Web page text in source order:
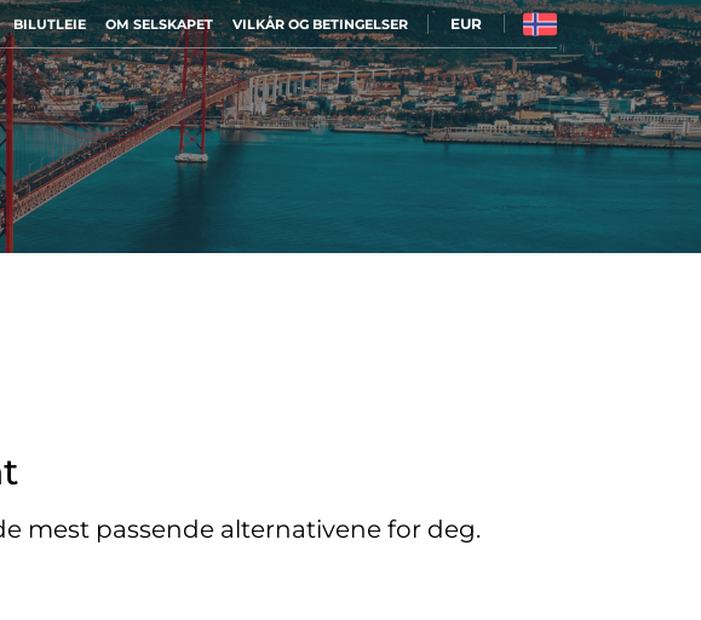
BILUTLEIE OM SELSKAPET VILKÅR OG BETINGELSER EUR
mest passende alternativene for deg.